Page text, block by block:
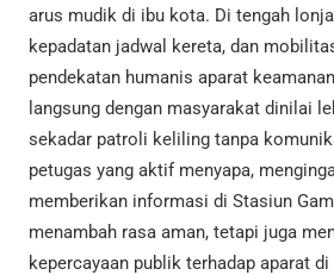
arus mudik di ibu kota. Di tengah
kepadatan jadwal kereta, dan
pendekatan humanis aparat
langsung dengan masyarakat dinilai
sekadar patroli keliling tanpa
petugas yang aktif menyapa,
memberikan informasi di Stasiun
menambah rasa aman, tetapi juga
kepercayaan publik terhadap aparat di